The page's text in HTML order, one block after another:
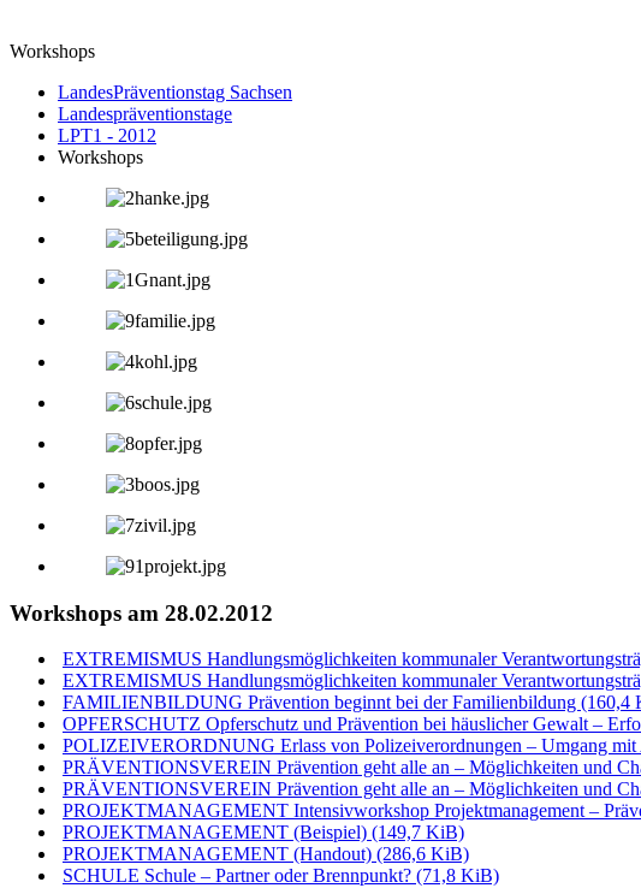
Workshops
LandesPräventionstag Sachsen
Landespräventionstage
LPT1 - 2012
Workshops
Workshops am 28.02.2012
EXTREMISMUS Handlungsmöglichkeiten kommunaler
EXTREMISMUS Handlungsmöglichkeiten kommunaler
FAMILIENBILDUNG Prävention beginnt bei der Familienbildung (160,4
OPFERSCHUTZ Opferschutz und Prävention bei häuslicher Gewalt –
POLIZEIVERORDNUNG Erlass von Polizeiverordnungen – Umgang
PRÄVENTIONSVEREIN Prävention geht alle an – Möglichkeiten und
PRÄVENTIONSVEREIN Prävention geht alle an – Möglichkeiten und
PROJEKTMANAGEMENT Intensivworkshop Projektmanagement –
PROJEKTMANAGEMENT (Beispiel) (149,7 KiB)
PROJEKTMANAGEMENT (Handout) (286,6 KiB)
SCHULE Schule – Partner oder Brennpunkt? (71,8 KiB)